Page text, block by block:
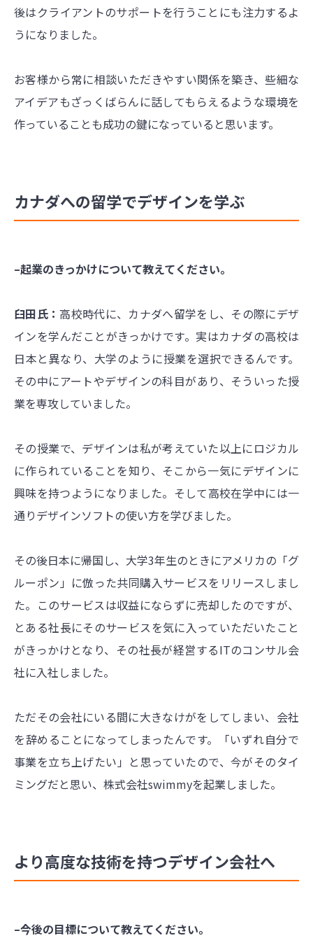
後はクライアントのサポートを行うことにも注力するよ
うになりました。
お客様から常に相談いただきやすい関係を築き、些細な
アイデアもざっくばらんに話してもらえるような環境を
作っていることも成功の鍵になっていると思います。
カナダへの留学でデザインを学ぶ
–起業のきっかけについて教えてください。
臼田氏：高校時代に、カナダへ留学をし、その際にデザ
インを学んだことがきっかけです。実はカナダの高校は
日本と異なり、大学のように授業を選択できるんです。
その中にアートやデザインの科目があり、そういった授
業を専攻していました。
その授業で、デザインは私が考えていた以上にロジカル
に作られていることを知り、そこから一気にデザインに
興味を持つようになりました。そして高校在学中には一
通りデザインソフトの使い方を学びました。
その後日本に帰国し、大学3年生のときにアメリカの「グ
ルーポン」に倣った共同購入サービスをリリースしまし
た。このサービスは収益にならずに売却したのですが、
とある社長にそのサービスを気に入っていただいたこと
がきっかけとなり、その社長が経営するITのコンサル会
社に入社しました。
ただその会社にいる間に大きなけがをしてしまい、会社
を辞めることになってしまったんです。「いずれ自分で
事業を立ち上げたい」と思っていたので、今がそのタイ
ミングだと思い、株式会社swimmyを起業しました。
より高度な技術を持つデザイン会社へ
–今後の目標について教えてください。